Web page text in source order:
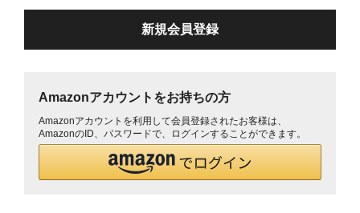
Amazonアカウントをお持ちの方
Amazonアカウントを利用して会員登録されたお客様は、
AmazonのID、パスワードで、ログインすることができます。